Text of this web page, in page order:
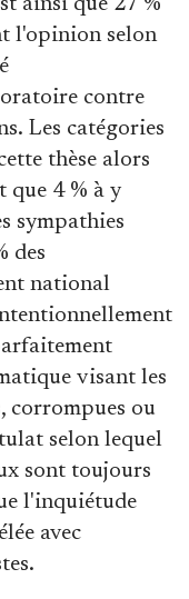
l'opinion selon
contre
Les catégories
thèse alors
que 4 % à y
sympathies
des
national
visant les
corrompues ou
selon lequel
sont toujours
l'inquiétude
avec